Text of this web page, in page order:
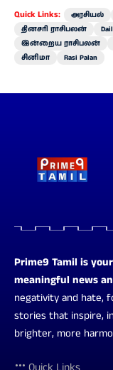
Quick Links: அரசியல்
தினசரி ராசிபலன்
இன்றைய ராசிபலன்
சினிமா
Rasi Palan
Prime9 Tamil is
meaningful news
negativity and hate,
stories that inspire,
brighter, more